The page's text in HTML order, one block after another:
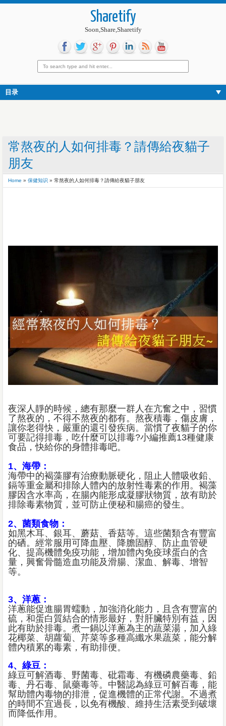
Sharetify
Soon,Share,Sharetify
目录
常熬夜的人如何排毒？請傳給夜貓子
朋友
Home » 保健知识 » 常熬夜的人如何排毒？請傳給夜貓子朋友
夜深人靜的時候，總有那麼一群人在亢奮之中，習慣
了熬夜的，不得不熬夜的都有。熬夜積毒，傷皮膚，
讓你老得快，嚴重的還引發疾病。當慣了夜貓子的你
可要記得排毒，吃什麼可以排毒?小編推薦13種健康
食品，快給你的身體排毒吧。
1、海帶：
海帶中的褐藻膠有治療動脈硬化，阻止人體吸收鉛、
鎘等重金屬和排除人體內的放射性毒素的作用。褐藻
膠因含水率高，在腸內能形成凝膠狀物質，故有助於
排除毒素物質，並可防止便秘和腸癌的發生。
2、菌類食物：
如黑木耳、銀耳、蘑菇、香菇等。這些菌類含有豐富
的硒。經常服用可降血壓、降膽固醇、防止血管硬
化、提高機體免疫功能，增加體內免疫球蛋白的含
量，興奮骨髓造血功能及滑腸、潔血、解毒、增智
等。
3、洋蔥：
洋蔥能促進腸胃蠕動，加強消化能力，且含有豐富的
硫，和蛋白質結合的情形最好，對肝臟特別有益，因
此有助於排毒。煮一鍋以洋蔥為主的蔬菜湯，加入綠
花椰菜、胡蘿蔔、芹菜等多種高纖水果蔬菜，能分解
體內積累的毒素，有助排便。
4、綠豆：
綠豆可解酒毒、野菌毒、砒霜毒、有機磷農藥毒、鉛
毒、丹石毒、鼠藥毒等。中醫認為綠豆可解百毒，能
幫助體內毒物的排泄，促進機體的正常代謝。不過煮
的時間不宜過長，以免有機酸、維持生活素受到破壞
而降低作用。